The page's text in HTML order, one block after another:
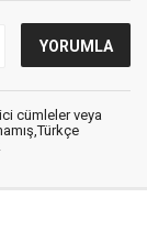
cümleler veya